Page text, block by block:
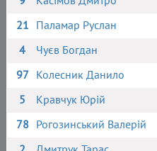
21 Паламар Руслан
4
Чуєв Богдан
97 Колесник Данило
5
Кравчук Юрій
78 Рогозинський Валерій